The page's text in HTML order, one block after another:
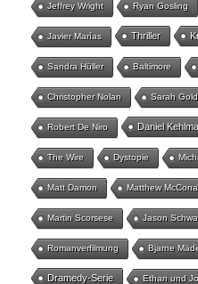
Jeffrey Wright Ryan Gosling
Javier Marías Thriller
Sandra Hüller Baltimore
Christopher Nolan Sarah
Robert De Niro Daniel
The Wire Dystopie
Matt Damon Matthew
Martin Scorsese Jason
Romanverfilmung Bjarne
Dramedy-Serie Ethan und